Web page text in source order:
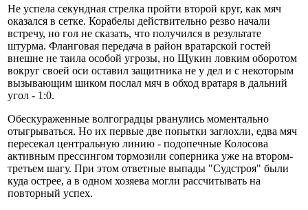
Не успела секундная стрелка пройти второй круг, как мяч
оказался в сетке. Корабелы действительно резво начали
встречу, но гол не сказать, что получился в результате
штурма. Фланговая передача в район вратарской гостей
внешне не таила особой угрозы, но Щукин ловким оборотом
вокруг своей оси оставил защитника не у дел и с некоторым
вызывающим шиком послал мяч в обход вратаря в дальний
угол - 1:0.
Обескураженные волгоградцы рванулись моментально
отыгрываться. Но их первые две попытки заглохли, едва мяч
пересекал центральную линию - подопечные Колосова
активным прессингом тормозили соперника уже на втором-
третьем шагу. При этом ответные выпады "Судстроя" были
куда острее, а в одном хозяева могли рассчитывать на
повторный успех.